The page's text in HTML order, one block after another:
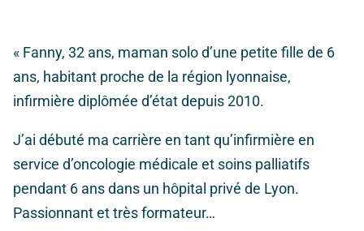
« Fanny, 32 ans, maman solo d’une petite fille de 6
ans, habitant proche de la région lyonnaise,
infirmière diplômée d’état depuis 2010.
J’ai débuté ma carrière en tant qu’infirmière en
service d’oncologie médicale et soins palliatifs
pendant 6 ans dans un hôpital privé de Lyon.
Passionnant et très formateur…